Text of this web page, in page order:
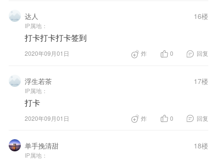
16楼
达人
IP属地：
打卡打卡打卡签到
2020年09月01日 炸 0 回复
17楼
浮生若茶
IP属地：
打卡
2020年09月01日 炸 0 回复
18楼
单手挽清甜
IP属地：